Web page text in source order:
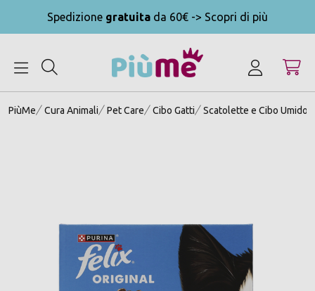
Spedizione gratuita da 60€ -> Scopri di più
PiùMe Cura Animali Pet Care Cibo Gatti Scatolette e Cibo Umido